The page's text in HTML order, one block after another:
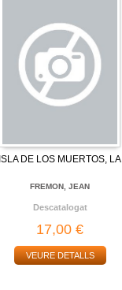
ISLA DE LOS MUERTOS, LA
FREMON, JEAN
Descatalogat
17,00 €
VEURE DETALLS